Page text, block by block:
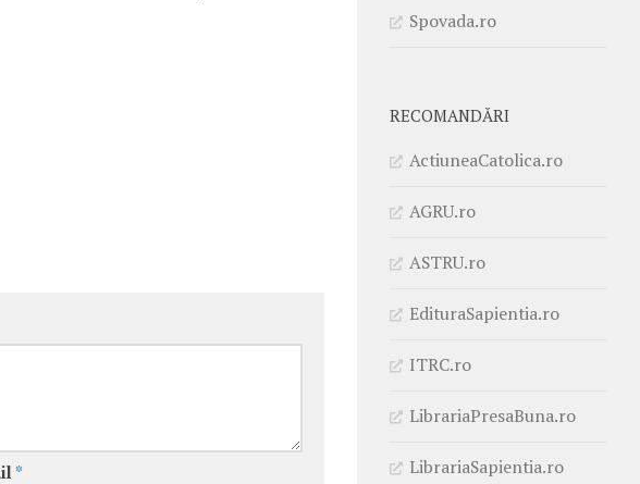
*
Spovada.ro
RECOMANDĂRI
ActiuneaCatolica.ro
AGRU.ro
ASTRU.ro
EdituraSapientia.ro
ITRC.ro
LibrariaPresaBuna.ro
LibrariaSapientia.ro